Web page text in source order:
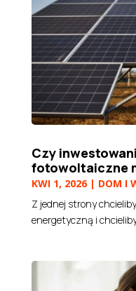
Czy
fotowoltaiczne
KWI 1, 2026| DOM I
Z jednej strony
energetyczną i